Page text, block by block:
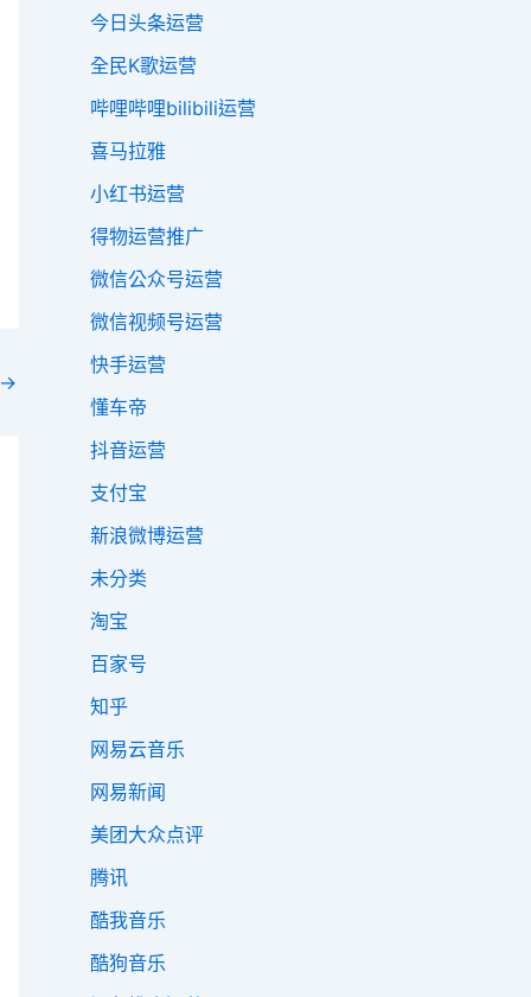
→
今日头条运营
全民K歌运营
哔哩哔哩bilibili运营
喜马拉雅
小红书运营
得物运营推广
微信公众号运营
微信视频号运营
快手运营
懂车帝
抖音运营
支付宝
新浪微博运营
未分类
淘宝
百家号
知乎
网易云音乐
网易新闻
美团大众点评
腾讯
酷我音乐
酷狗音乐